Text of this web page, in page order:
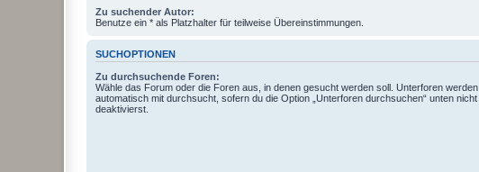
Zu suchender Autor:
Benutze ein * als Platzhalter für teilweise Übereinstimmungen.
SUCHOPTIONEN
Zu durchsuchende Foren:
Wähle das Forum oder die Foren aus, in denen gesucht werden soll. Unterforen werden
automatisch mit durchsucht, sofern du die Option „Unterforen durchsuchen“ unten nicht
deaktivierst.